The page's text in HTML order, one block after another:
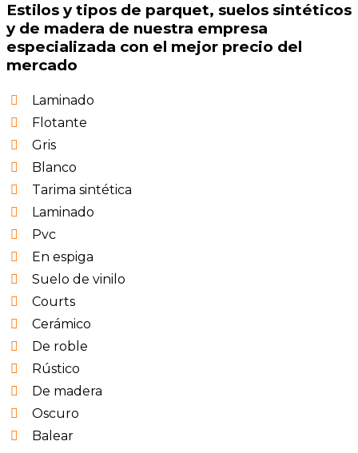
Estilos y tipos de parquet, suelos sintéticos
y de madera de nuestra empresa
especializada con el mejor precio del
mercado
Laminado
Flotante
Gris
Blanco
Tarima sintética
Laminado
Pvc
En espiga
Suelo de vinilo
Courts
Cerámico
De roble
Rústico
De madera
Oscuro
Balear